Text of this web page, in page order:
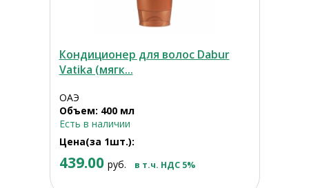
Кондиционер для волос Dabur
Vatika (мягк...
ОАЭ
Объем: 400 мл
Есть в наличии
Цена(за 1шт.):
439.00 руб. в т.ч. НДС 5%